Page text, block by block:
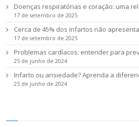
Doenças respiratórias e coração: uma
17 de setembro de 2025
Cerca de 45% dos infartos não
17 de setembro de 2025
Problemas cardíacos: entender para
25 de junho de 2024
Infarto ou ansiedade? Aprenda a
25 de junho de 2024